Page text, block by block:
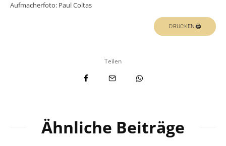
Aufmacherfoto: Paul Coltas
DRUCKEN🖨
Teilen
Ähnliche Beiträge